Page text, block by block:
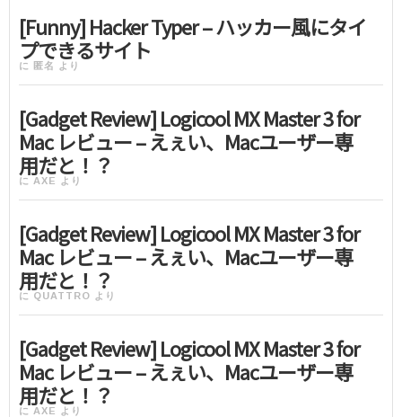
[Funny] Hacker Typer – ハッカー風にタイ
プできるサイト
に 匿名 より
[Gadget Review] Logicool MX Master 3 for
Mac レビュー – えぇい、Macユーザー専
用だと！？
に AXE より
[Gadget Review] Logicool MX Master 3 for
Mac レビュー – えぇい、Macユーザー専
用だと！？
に QUATTRO より
[Gadget Review] Logicool MX Master 3 for
Mac レビュー – えぇい、Macユーザー専
用だと！？
に AXE より